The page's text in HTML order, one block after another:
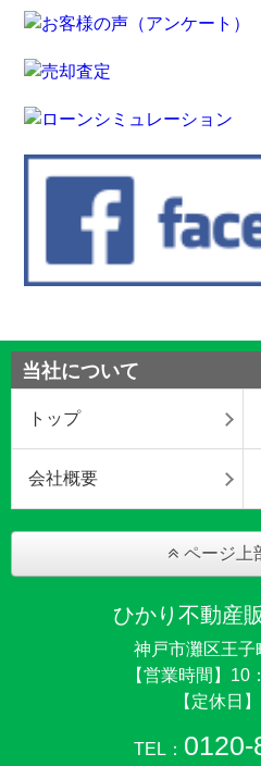
当社について
トップ
会社概要
ページ上
ひかり不動産
神戸市灘区王子
【営業時間】10
【定休日
TEL： 0120-